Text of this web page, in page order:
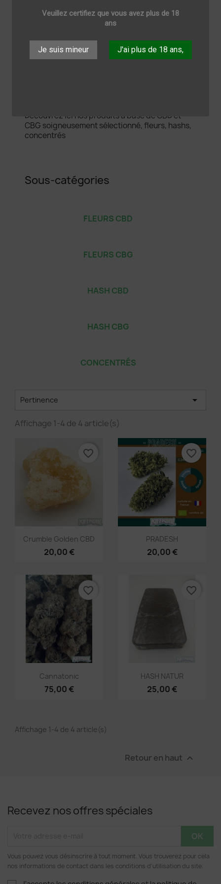
Veuillez certifiez que vous avez plus de 18
ans
Je suis mineur J'ai plus de 18 ans,
Hash CBD
Découvrez ici nos produits à base de CBD et
CBG soigneusement sélectionné, fleurs, hashs,
concentrés
Sous-catégories
FLEURS CBD
FLEURS CBG
HASH CBD
HASH CBG
CONCENTRÉS
Pertinence 
Affichage 1-4 de 4 article(s)
Aperçu rapide
Crumble Golden CBD
20,00 €
favorite_border
Aperçu rapide
PRADESH
20,00 €
favorite_border
Aperçu rapide
Cannatonic
75,00 €
favorite_border
Aperçu rapide
HASH NATUR
25,00 €
favorite_border
Affichage 1-4 de 4 article(s)
Retour en haut 
Recevez nos offres spéciales
Vous pouvez vous désinscrire à tout moment. Vous trouverez pour cela
nos informations de contact dans les conditions d'utilisation du site.
Créer une liste d'envies
Créer une liste d'envies